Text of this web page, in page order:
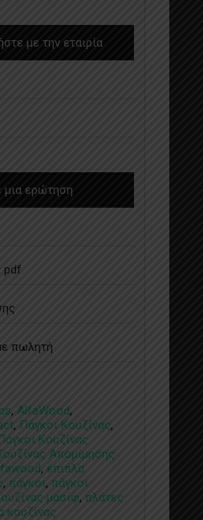
με την εταιρία
μια ερώτηση
pdf
πωλητή
, AlfaWood,
, Πάγκοι Κουζίνας,
Κουζίνας
Απομίμησης
, έπιπλα
, πάγκοι, πάγκοι
μασίφ, πλάτες
κουζίνας